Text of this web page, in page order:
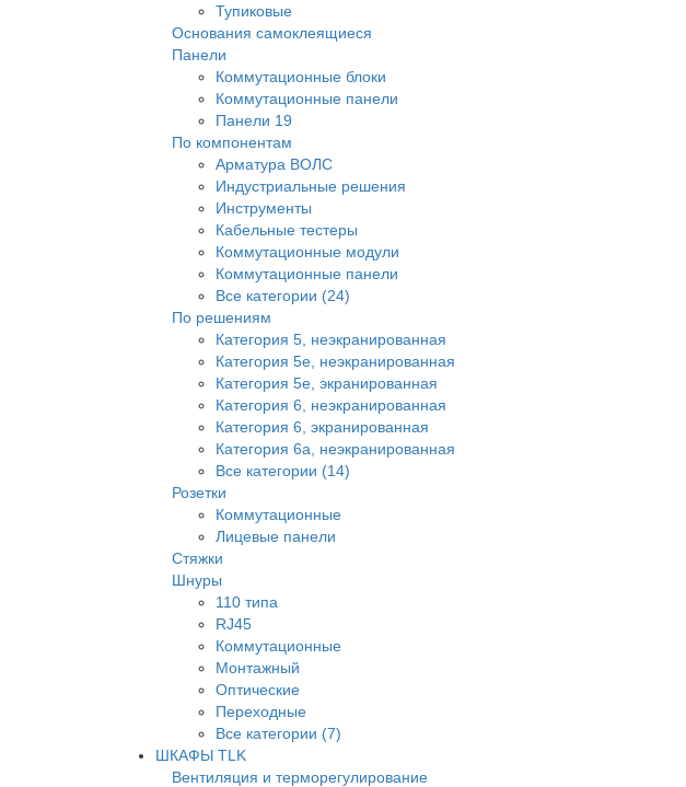
Тупиковые
Основания самоклеящиеся
Панели
Коммутационные блоки
Коммутационные панели
Панели 19
По компонентам
Арматура ВОЛС
Индустриальные решения
Инструменты
Кабельные тестеры
Коммутационные модули
Коммутационные панели
Все категории (24)
По решениям
Категория 5, неэкранированная
Категория 5е, неэкранированная
Категория 5е, экранированная
Категория 6, неэкранированная
Категория 6, экранированная
Категория 6а, неэкранированная
Все категории (14)
Розетки
Коммутационные
Лицевые панели
Стяжки
Шнуры
110 типа
RJ45
Коммутационные
Монтажный
Оптические
Переходные
Все категории (7)
ШКАФЫ TLK
Вентиляция и терморегулирование